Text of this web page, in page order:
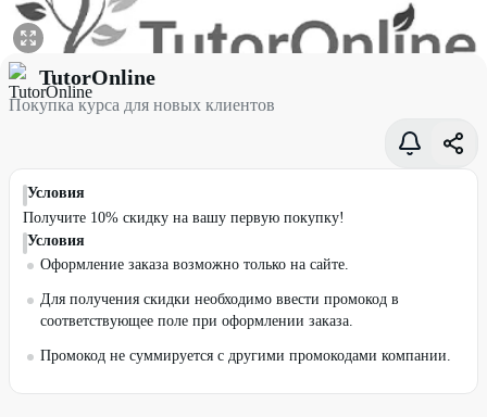
Покупка курса для новых клиентов со скидкой 10% -
TutorOnline
Покупка курса для новых клиентов
Условия
Получите 10% скидку на вашу первую покупку!
Условия
Оформление заказа возможно только на сайте.
Для получения скидки необходимо ввести промокод в
соответствующее поле при оформлении заказа.
Промокод не суммируется с другими промокодами компании.